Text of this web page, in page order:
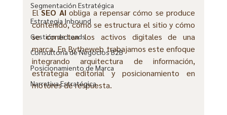
Segmentación Estratégica
Estrategia Inbound
Gestión de Leads
Consultoría de Negocios B2B
Posicionamiento de Marca
Narrativa Estratégica
El SEO AI obliga a repensar cómo se produce
contenido, cómo se estructura el sitio y cómo
se conectan los activos digitales de una
marca. En Bytheweb trabajamos este enfoque
integrando arquitectura de información,
estrategia editorial y posicionamiento en
motores de respuesta.